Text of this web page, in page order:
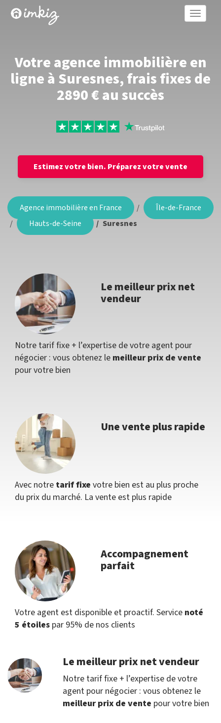
Toggle
Votre agence immobilière en
ligne à Suresnes, frais fixes de
2890 € au succès
Estimez votre bien. Préparez votre vente
Agence immobilière en France
Île-de-France
Hauts-de-Seine
Suresnes
Le meilleur prix net
vendeur
Notre tarif fixe + l’expertise de votre agent pour
négocier : vous obtenez le meilleur prix de vente
pour votre bien
Une vente plus rapide
Avec notre tarif fixe votre bien est au plus proche
du prix du marché. La vente est plus rapide
Accompagnement
parfait
Votre agent est disponible et proactif. Service noté
5 étoiles par 95% de nos clients
Le meilleur prix net vendeur
Notre tarif fixe + l’expertise de votre
agent pour négocier : vous obtenez le
meilleur prix de vente pour votre bien